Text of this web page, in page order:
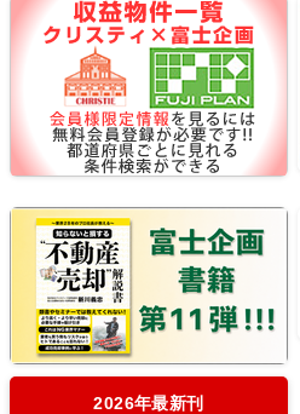
2026年最新刊